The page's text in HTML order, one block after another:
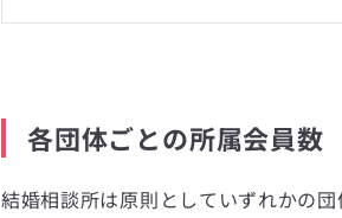
各団体ごとの所属会員数
結婚相談所は原則としていずれかの